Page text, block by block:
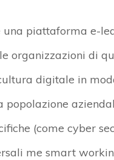
piattaforma e-
organizzazioni di
digitale in
(come cyber
me smart